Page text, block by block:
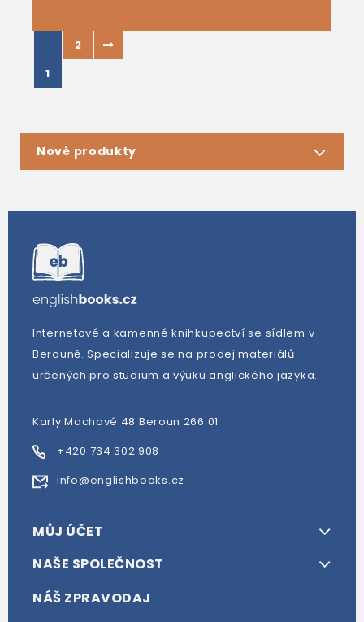
1
2
Nové produkty
Internetové a kamenné knihkupectví se sídlem v
Berouně. Specializuje se na prodej materiálů
určených pro studium a výuku anglického jazyka.
Karly Machové 48 Beroun 266 01
+420 734 302 908
info@englishbooks.cz
MŮJ ÚČET
NAŠE SPOLEČNOST
NÁŠ ZPRAVODAJ